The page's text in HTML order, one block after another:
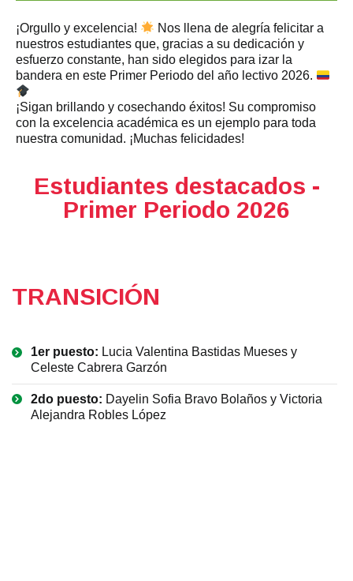
¡Orgullo y excelencia!
Nos llena de alegría felicitar a
nuestros estudiantes que, gracias a su dedicación y
esfuerzo constante, han sido elegidos para izar la
bandera en este Primer Periodo del año lectivo 2026.
¡Sigan brillando y cosechando éxitos! Su compromiso
con la excelencia académica es un ejemplo para toda
nuestra comunidad. ¡Muchas felicidades!
Estudiantes destacados -
Primer Periodo 2026
TRANSICIÓN
1er puesto: Lucia Valentina Bastidas Mueses y
Celeste Cabrera Garzón
2do puesto: Dayelin Sofia Bravo Bolaños y Victoria
Alejandra Robles López